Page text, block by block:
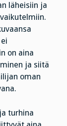
läheisiin ja
on aina
ja siitä
oman
turhina